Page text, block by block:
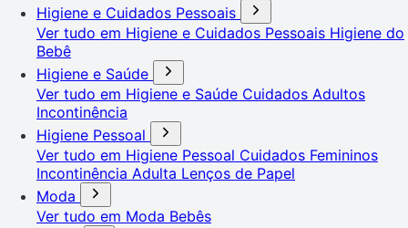
Higiene e Cuidados Pessoais
Ver tudo em Higiene e Cuidados Pessoais Higiene do
Bebê
Higiene e Saúde
Ver tudo em Higiene e Saúde Cuidados Adultos
Incontinência
Higiene Pessoal
Ver tudo em Higiene Pessoal Cuidados Femininos
Incontinência Adulta Lenços de Papel
Moda
Ver tudo em Moda Bebês